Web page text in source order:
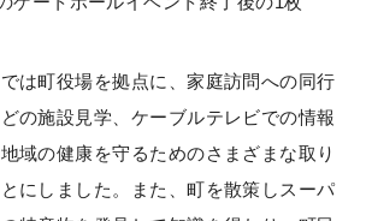
は町役場を拠点に、家庭訪問への同行
の施設見学、ケーブルテレビでの情報
域の健康を守るためのさまざまな取り
にしました。また、町を散策しスーパ